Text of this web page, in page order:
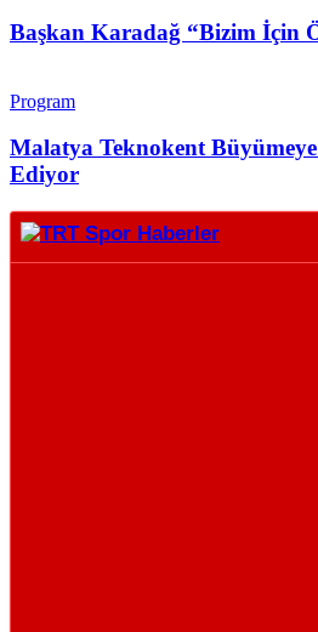
Başkan Karadağ “Bizim İçin
Program
Malatya Teknokent
Ediyor